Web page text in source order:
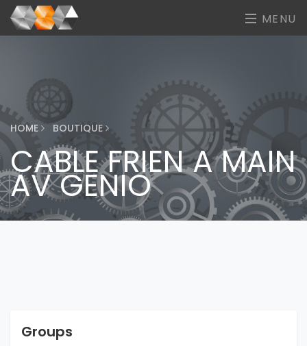
MENU
HOME BOUTIQUE
CABLE FRIEN A MAIN
AV GENIO
Groups